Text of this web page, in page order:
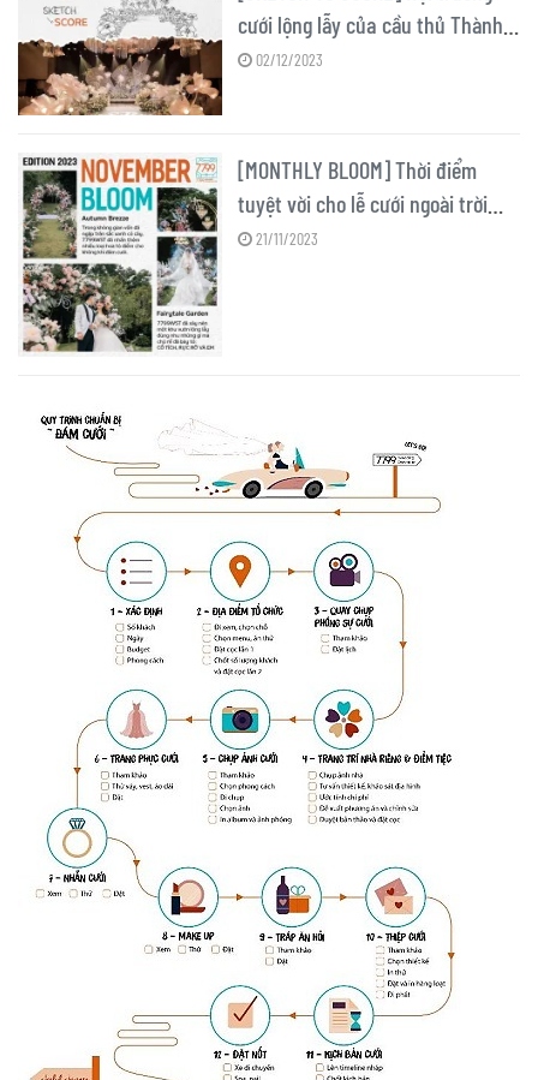
cưới lộng lẫy của cầu thủ Thành
Chung
02/12/2023
[MONTHLY BLOOM] Thời điểm
tuyệt vời cho lễ cưới ngoài trời
tuyệt đẹp!
21/11/2023